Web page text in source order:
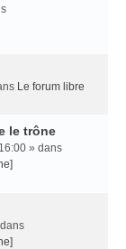
Le forum libre
le trône
» dans